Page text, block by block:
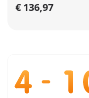
€ 136,97